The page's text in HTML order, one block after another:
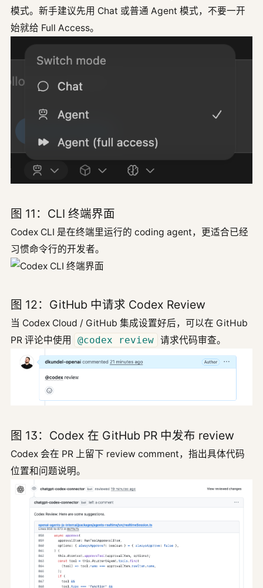
模式。新手建议先用 Chat 或普通 Agent 模式，不要一开
始就给 Full Access。
图 11：CLI 终端界面
Codex CLI 是在终端里运行的 coding agent，更适合已经
习惯命令行的开发者。
图 12：GitHub 中请求 Codex Review
当 Codex Cloud / GitHub 集成设置好后，可以在 GitHub
PR 评论中使用
@codex review 请求代码审查。
图 13：Codex 在 GitHub PR 中发布 review
Codex 会在 PR 上留下 review comment，指出具体代码
位置和问题说明。